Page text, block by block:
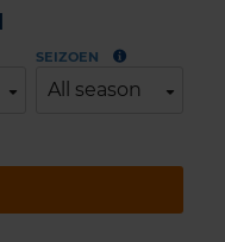
SEIZOEN
All season